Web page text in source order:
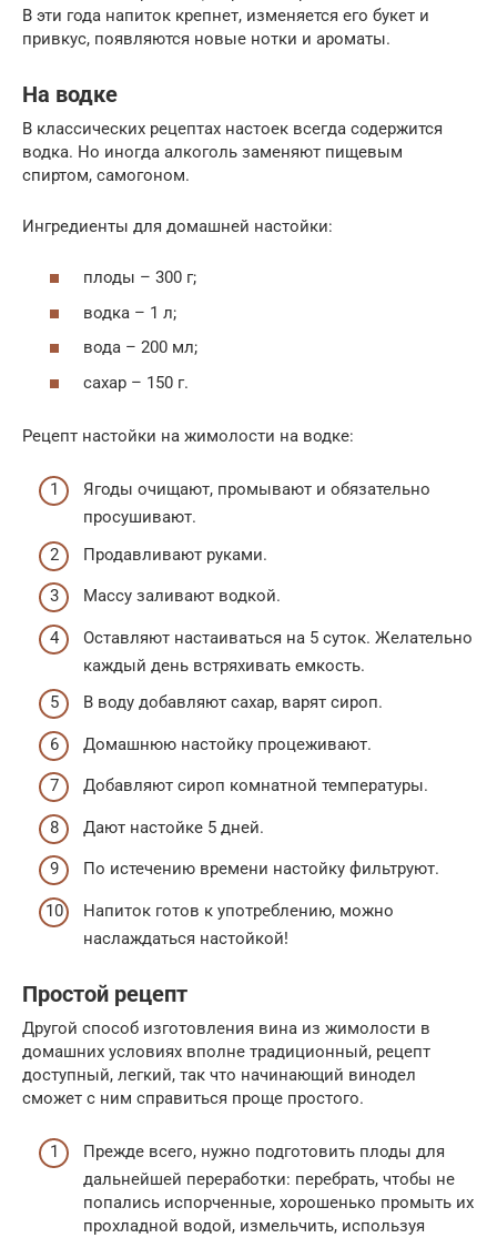
В эти года напиток крепнет, изменяется его букет и
привкус, появляются новые нотки и ароматы.
На водке
В классических рецептах настоек всегда содержится
водка. Но иногда алкоголь заменяют пищевым
спиртом, самогоном.
Ингредиенты для домашней настойки:
плоды – 300 г;
водка – 1 л;
вода – 200 мл;
сахар – 150 г.
Рецепт настойки на жимолости на водке:
Ягоды очищают, промывают и обязательно
просушивают.
Продавливают руками.
Массу заливают водкой.
Оставляют настаиваться на 5 суток. Желательно
каждый день встряхивать емкость.
В воду добавляют сахар, варят сироп.
Домашнюю настойку процеживают.
Добавляют сироп комнатной температуры.
Дают настойке 5 дней.
По истечению времени настойку фильтруют.
Напиток готов к употреблению, можно
наслаждаться настойкой!
Простой рецепт
Другой способ изготовления вина из жимолости в
домашних условиях вполне традиционный, рецепт
доступный, легкий, так что начинающий винодел
сможет с ним справиться проще простого.
Прежде всего, нужно подготовить плоды для
дальнейшей переработки: перебрать, чтобы не
попались испорченные, хорошенько промыть их
прохладной водой, измельчить, используя